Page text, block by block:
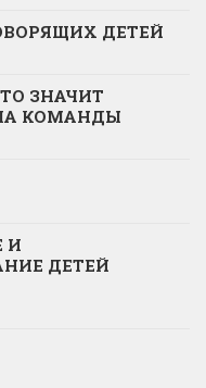
ДЕТЕЙ
ЗНАЧИТ
КОМАНДЫ
И
ДЕТЕЙ